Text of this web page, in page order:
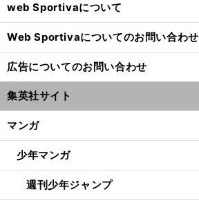
web Sportivaについて
Web Sportivaについてのお問い合わせ
広告についてのお問い合わせ
集英社サイト
マンガ
少年マンガ
週刊少年ジャンプ